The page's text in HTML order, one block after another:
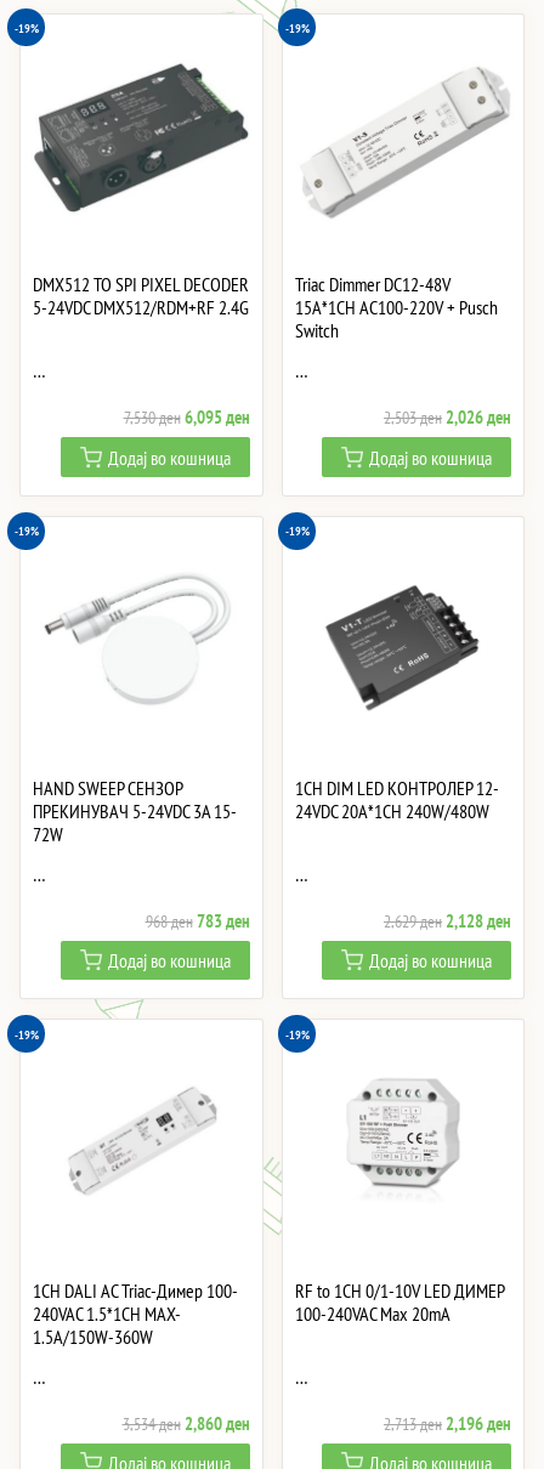
-19%
DMX512 TO SPI PIXEL DECODER
5-24VDC DMX512/RDM+RF 2.4G
…
7,530денOriginal
price
was:
7,530 ден.
6,095денCurrent
price
is:
6,095 ден.
Додај во кошница
-19%
Triac Dimmer DC12-48V
15A*1CH AC100-220V + Pusch
Switch
…
2,503ден Original
price
was:
2,503 ден.
2,026ден
price
is:
Додај во кошница
-19%
HAND SWEEP СЕНЗОР
ПРЕКИНУВАЧ 5-24VDC 3A 15-
72W
…
968денOriginal
price
was:
968 ден.
783денCurrent
price
is:
783 ден.
Додај во кошница
-19%
1CH DIM LED КОНТРОЛЕР 12-
24VDC 20A*1CH 240W/480W
…
2,629ден Original
price
was:
2,629 ден.
2,128ден
price
is:
Додај во кошница
-19%
1CH DALI AC Triac-Димер 100-
240VAC 1.5*1CH MAX-
1.5A/150W-360W
…
3,534ден Original
price
2,860денCurrent
price
Додај во кошница
-19%
RF to 1CH 0/1-10V LED ДИМЕР
100-240VAC Max 20mA
…
2,713ден Original
price
2,196ден
price
Додај во кошница